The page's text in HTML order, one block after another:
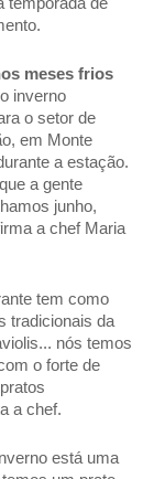
meses frios
inverno
o setor de
em Monte
a estação.
a gente
junho,
a chef Maria
tem como
tradicionais da
nós temos
o forte de
a chef.
está uma